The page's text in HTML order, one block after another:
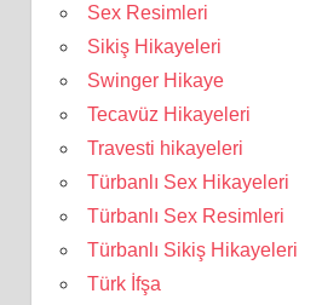
Sex Resimleri
Sikiş Hikayeleri
Swinger Hikaye
Tecavüz Hikayeleri
Travesti hikayeleri
Türbanlı Sex Hikayeleri
Türbanlı Sex Resimleri
Türbanlı Sikiş Hikayeleri
Türk İfşa